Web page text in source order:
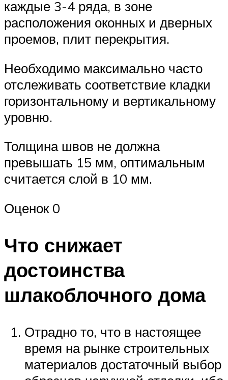
каждые 3-4 ряда, в зоне
расположения оконных и дверных
проемов, плит перекрытия.
Необходимо максимально часто
отслеживать соответствие кладки
горизонтальному и вертикальному
уровню.
Толщина швов не должна
превышать 15 мм, оптимальным
считается слой в 10 мм.
Оценок 0
Что снижает
достоинства
шлакоблочного дома
Отрадно то, что в настоящее
время на рынке строительных
материалов достаточный выбор